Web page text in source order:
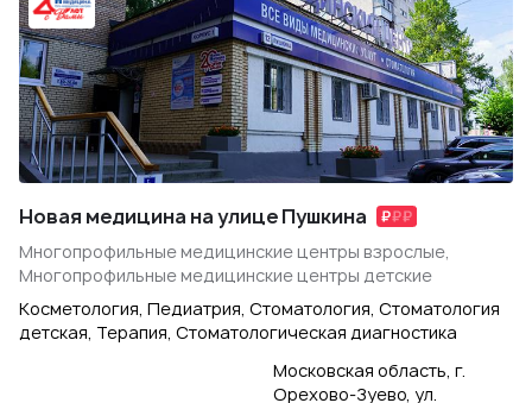
Новая медицина на улице Пушкина
Многопрофильные медицинские центры взрослые,
Многопрофильные медицинские центры детские
Косметология, Педиатрия, Стоматология, Стоматология
детская, Терапия, Стоматологическая диагностика
Московская область, г.
Орехово-Зуево, ул.